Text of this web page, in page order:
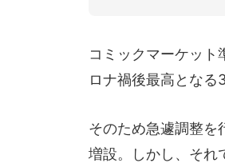
コミックマーケット
ロナ禍後最高となる
そのため急遽調整を
増設。しかし、それ